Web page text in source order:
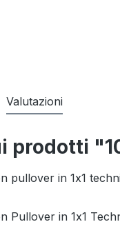
Valutazioni
prodotti
pullover in 1x1
Pullover in 1x1